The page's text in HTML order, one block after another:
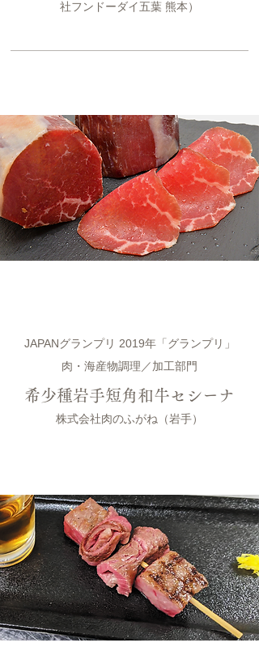
社フンドーダイ五葉 熊本）
JAPANグランプリ 2019年「グランプリ」
肉・海産物調理／加工部門
希少種岩手短角和牛セシーナ
株式会社肉のふがね（岩手）